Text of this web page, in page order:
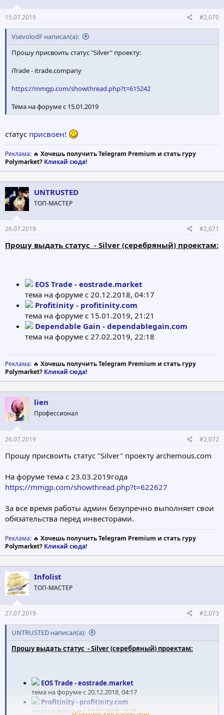
15.07.2019 #2,070
VsevolodF написал(а):
Прошу присвоить статус "Silver" проекту:
iTrade - itrade.company
https://mmgp.com/showthread.php?t=615242
Тема на форуме с 15.01.2019
статус присвоен!
Реклама: 🔥 Хочешь получить Telegram Premium и стать гуру
Polymarket? Кликай сюда!
UNTRUSTED
ТОП-МАСТЕР
26.07.2019 #2,071
Прошу выдать статус - Silver (серебряный) проектам:
EOS Trade - eostrade.market
тема на форуме с 20.12.2018, 04:17
Profitinity - profitinity.com
тема на форуме с 15.01.2019, 21:21
Dependable Gain - dependablegain.com
тема на форуме с 27.02.2019, 22:18
Реклама: 🔥 Хочешь получить Telegram Premium и стать гуру
Polymarket? Кликай сюда!
lien
Профессионал
26.07.2019 #2,072
Прошу присвоить статус "Silver" проекту archemous.com
На форуме тема с 23.03.2019года
https://mmgp.com/showthread.php?t=622627
За все время работы админ безупречно выполняет свои
обязательства перед инвесторами.
Реклама: 🔥 Хочешь получить Telegram Premium и стать гуру
Polymarket? Кликай сюда!
Infolist
ТОП-МАСТЕР
27.07.2019 #2,073
UNTRUSTED написал(а):
Прошу выдать статус - Silver (серебряный) проектам:
EOS Trade - eostrade.market
тема на форуме с 20.12.2018, 04:17
Profitinity - profitinity.com
тема на форуме с 15.01.2019, 21:21